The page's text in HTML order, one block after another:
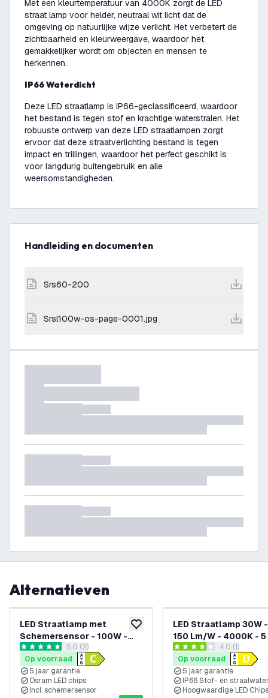
Met een kleurtemperatuur van 4000K zorgt de LED
straat lamp voor helder, neutraal wit licht dat de
omgeving op natuurlijke wijze verlicht. Het verbetert de
zichtbaarheid en kleurweergave, waardoor het
gemakkelijker wordt om objecten en mensen te
herkennen.
IP66 Waterdicht
Deze LED straatlamp is IP66-geclassificeerd, waardoor
het bestand is tegen stof en krachtige waterstralen. Het
robuuste ontwerp van deze LED straatlampen zorgt
ervoor dat deze straatverlichting bestand is tegen
impact en trillingen, waardoor het perfect geschikt is
voor langdurig buitengebruik en alle
weersomstandigheden.
Handleiding en documenten
srs60-200
srsl100w-os-page-0001.jpg
Alternatieven
toevoegen aan verlanglijst
LED Straatlamp met
Schemersensor - 100W -
IP66 - 160 Lm/W - 4000K - 5
Jaar Garantie
reviews drawer openen
5 score sterren5.0 (2)
Op voorraad
5 jaar garantie
Osram LED chips
Incl. schemersensor
LED Straatlamp 30W
150 Lm/W - 4000K -
Garantiereviews
4 score sterren4.0 (1)
Op voorraad
5 jaar garantie
IP66 Stof- en
Hoogwaardige LED Chips